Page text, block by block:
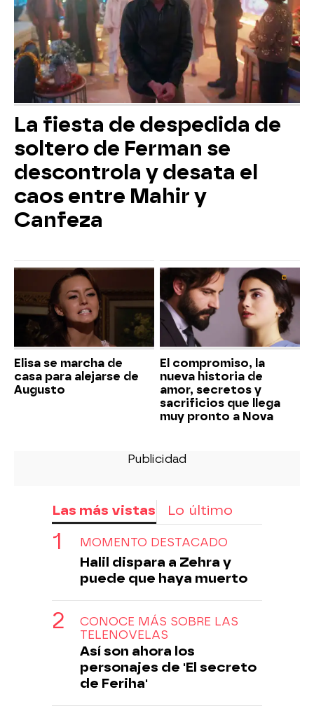
La fiesta de despedida de
soltero de Ferman se
descontrola y desata el
caos entre Mahir y
Canfeza
Elisa se marcha de
casa para alejarse de
Augusto
El compromiso, la
nueva historia de
amor, secretos y
sacrificios que llega
muy pronto a Nova
Las más vistas Lo último
MOMENTO DESTACADO
Halil dispara a Zehra y
puede que haya muerto
CONOCE MÁS SOBRE LAS
TELENOVELAS
Así son ahora los
personajes de 'El secreto
de Feriha'